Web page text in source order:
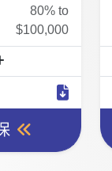
80% to
$100,000